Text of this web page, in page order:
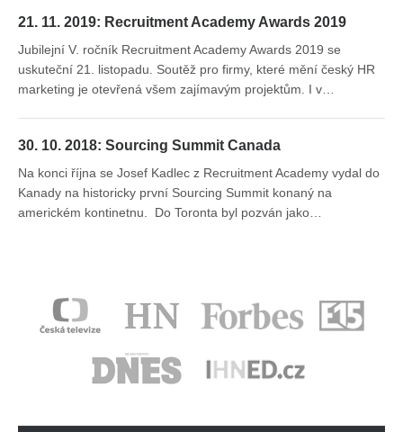
21. 11. 2019: Recruitment Academy Awards 2019
Jubilejní V. ročník Recruitment Academy Awards 2019 se
uskuteční 21. listopadu. Soutěž pro firmy, které mění český HR
marketing je otevřená všem zajímavým projektům. I v…
30. 10. 2018: Sourcing Summit Canada
Na konci října se Josef Kadlec z Recruitment Academy vydal do
Kanady na historicky první Sourcing Summit konaný na
americkém kontinetnu. Do Toronta byl pozván jako…